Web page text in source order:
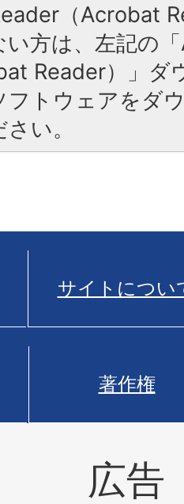
（Acrobat
方は、左記の
Reader）」ダ
フトウェアをダ
い。
サイトについ
著作権
広告